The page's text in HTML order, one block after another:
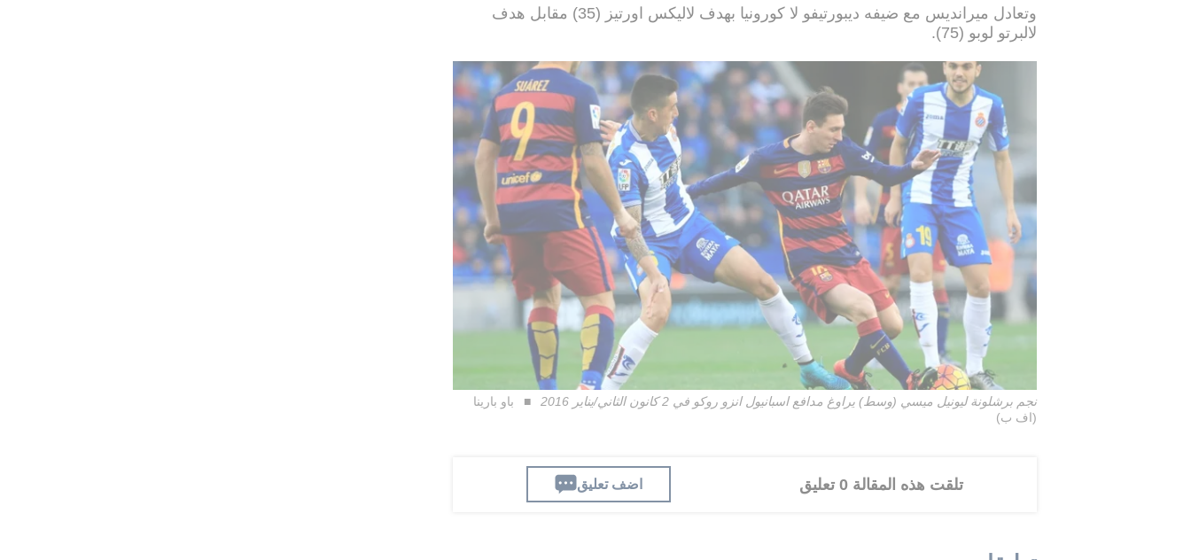
وتعادل ميرانديس مع ضيفه ديبورتيفو لا كورونيا بهدف لاليكس اورتيز (35) مقابل هدف
لالبرتو لوبو (75).
نجم برشلونة ليونيل ميسي (وسط) يراوغ مدافع اسبانيول انزو روكو في 2 كانون الثاني/يناير 2016
باو بارينا
(اف ب)
تلقت هذه المقالة 0 تعليق اضف تعليق